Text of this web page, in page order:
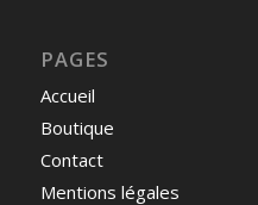
PAGES
Accueil
Boutique
Contact
Mentions légales